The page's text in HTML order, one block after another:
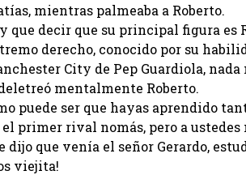
mientras palmeaba a Roberto.
que decir que su principal figura es
derecho, conocido por su
City de Pep Guardiola, nada
mentalmente Roberto.
puede ser que hayas aprendido
el primer rival nomás, pero a
dijo que venía el señor Gerardo,
viejita!